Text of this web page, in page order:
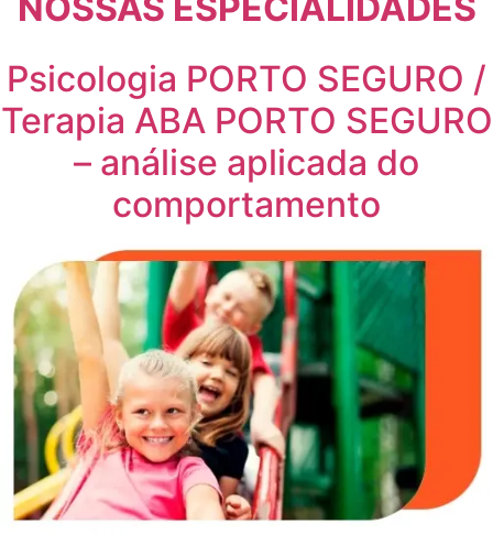
Psicologia PORTO SEGURO /
Terapia ABA PORTO SEGURO
– análise aplicada do
comportamento